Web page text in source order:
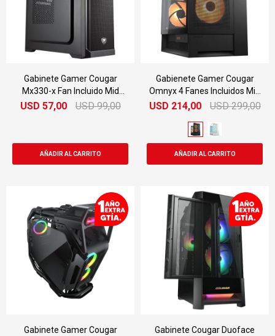
Gabinete Gamer Cougar
Mx330-x Fan Incluido Mid
Tower
USD 57,00 USD 99,00
Gabienete Gamer Cougar
Omnyx 4 Fanes Incluidos Mid
Tower
USD 214,00 USD 299,00
Gabinete Gamer Cougar
Gabinete Cougar Duoface